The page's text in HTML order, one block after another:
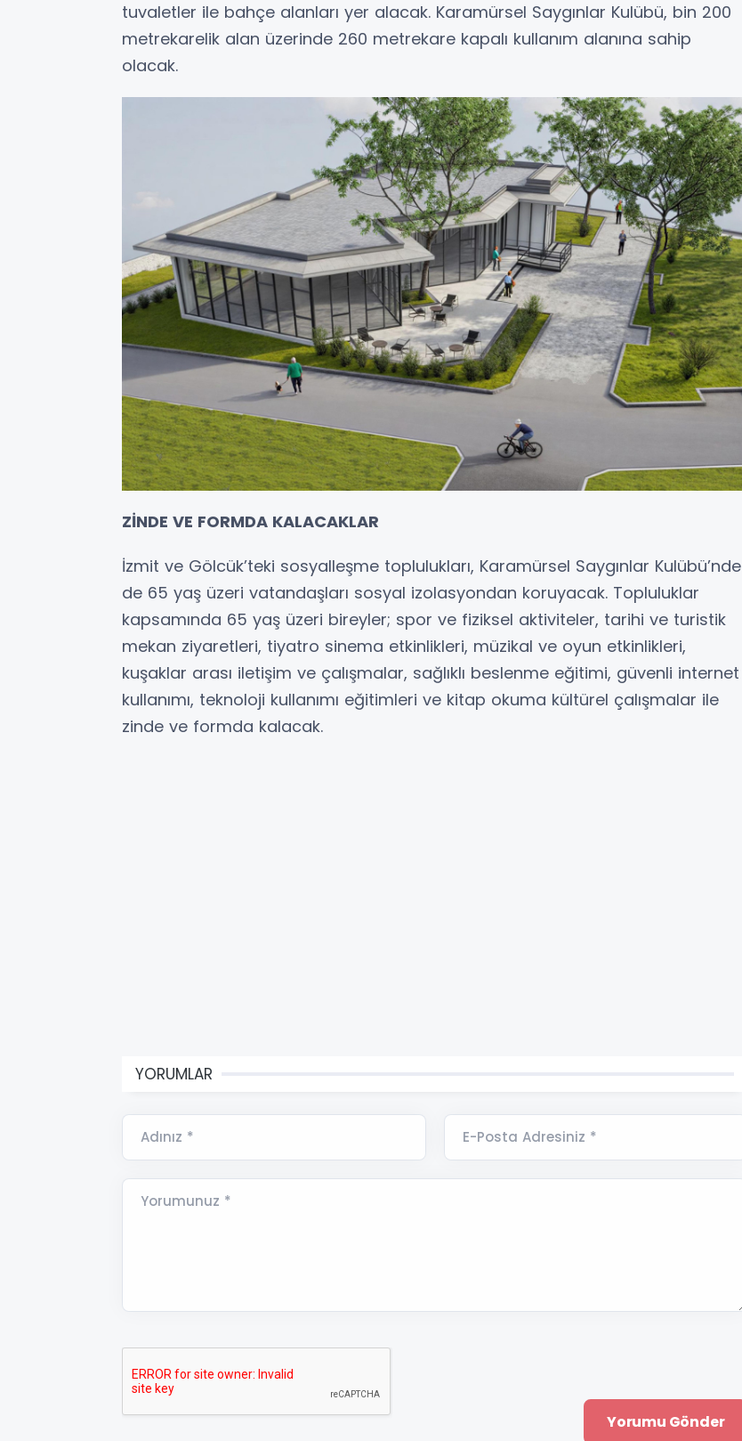
tuvaletler ile bahçe alanları yer alacak. Karamürsel Saygınlar Kulübü, bin 200
metrekarelik alan üzerinde 260 metrekare kapalı kullanım alanına sahip
olacak.
ZİNDE VE FORMDA KALACAKLAR
İzmit ve Gölcük’teki sosyalleşme toplulukları, Karamürsel Saygınlar Kulübü’nde
de 65 yaş üzeri vatandaşları sosyal izolasyondan koruyacak. Topluluklar
kapsamında 65 yaş üzeri bireyler; spor ve fiziksel aktiviteler, tarihi ve turistik
mekan ziyaretleri, tiyatro sinema etkinlikleri, müzikal ve oyun etkinlikleri,
kuşaklar arası iletişim ve çalışmalar, sağlıklı beslenme eğitimi, güvenli internet
kullanımı, teknoloji kullanımı eğitimleri ve kitap okuma kültürel çalışmalar ile
zinde ve formda kalacak.
YORUMLAR
Adınız * E-Posta Adresiniz *
Yorumunuz *